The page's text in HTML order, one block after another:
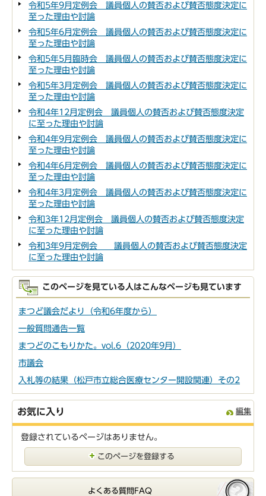
令和5年9月定例会 議員個人の賛否および賛否態度決定に
至った理由や討論
令和5年6月定例会 議員個人の賛否および賛否態度決定に
至った理由や討論
令和5年5月臨時会 議員個人の賛否および賛否態度決定に
至った理由や討論
令和5年3月定例会 議員個人の賛否および賛否態度決定に
至った理由や討論
令和4年12月定例会 議員個人の賛否および賛否態度決定
に至った理由や討論
令和4年9月定例会 議員個人の賛否および賛否態度決定に
至った理由や討論
令和4年6月定例会 議員個人の賛否および賛否態度決定に
至った理由や討論
令和4年3月定例会 議員個人の賛否および賛否態度決定に
至った理由や討論
令和3年12月定例会 議員個人の賛否および賛否態度決定
に至った理由や討論
令和3年9月定例会 議員個人の賛否および賛否態度決定
に至った理由や討論
このページを見ている人はこんなページも見ています
まつど議会だより（令和6年度から）
一般質問通告一覧
まつどのこもりかた。vol.6（2020年9月）
市議会
入札等の結果（松戸市立総合医療センター開設関連）その2
お気に入り 編集
登録されているページはありません。
このページを登録する
よくある質問FAQ